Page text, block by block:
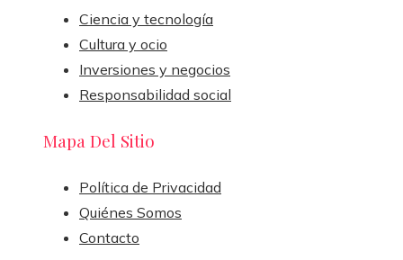
Ciencia y tecnología
Cultura y ocio
Inversiones y negocios
Responsabilidad social
Mapa Del Sitio
Política de Privacidad
Quiénes Somos
Contacto